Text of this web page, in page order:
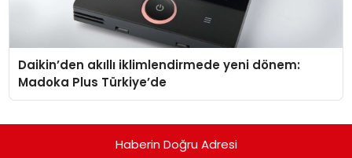
Daikin’den akıllı iklimlendirmede yeni dönem:
Madoka Plus Türkiye’de
Haberin Doğru Adresi